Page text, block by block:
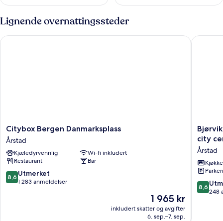
Lignende overnattingssteder
Citybox
Bergen
Danmarksplass
Årstad
Citybox Bergen Danmarksplass
Årstad
Kjæledyrvennlig
Wi-fi inkludert
Restaurant
Bar
8.6
av
8,6 Utmerket
1 283 anmeldelser
Prisen
1 965 kr
1 965 kr
inkludert skatter og avgifter
6. sep.–7. sep.
Citybox Bergen Danmarksplass
Bjørvika
Area,
Bergen
city
center
Årstad
city
Årstad
8.6
av
8,6
248
Bjørvika